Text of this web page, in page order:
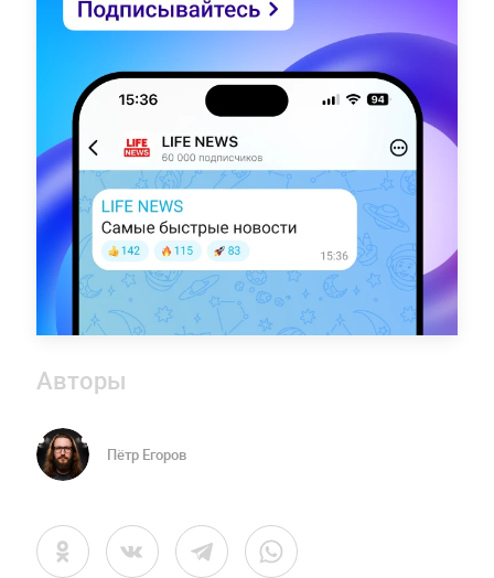
Авторы
Пётр Егоров